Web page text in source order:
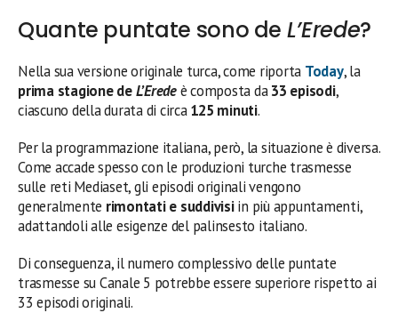
Quante puntate sono de L’Erede?
Nella sua versione originale turca, come riporta Today, la
prima stagione deL’Eredeè composta da33 episodi,
ciascuno della durata di circa125 minuti.
Per la programmazione italiana, però, la situazione è diversa.
Come accade spesso con le produzioni turche trasmesse
sulle reti Mediaset, gli episodi originali vengono
generalmente rimontati e suddivisiin più appuntamenti,
adattandoli alle esigenze del palinsesto italiano.
Di conseguenza, il numero complessivo delle puntate
trasmesse su Canale 5 potrebbe essere superiore rispetto ai
33 episodi originali.